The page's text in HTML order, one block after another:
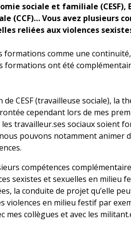
sociale et familiale
(CCF)… Vous avez plusieurs
reliées aux violences
formations comme une
formations ont été
CESF (travailleuse sociale), la
cependant lors de mes
travailleur.ses sociaux soient
pouvons notamment animer
compétences
sexistes et sexuelles en milieu
la conduite de projet qu’elle
violences en milieu festif par
mes collègues et avec les